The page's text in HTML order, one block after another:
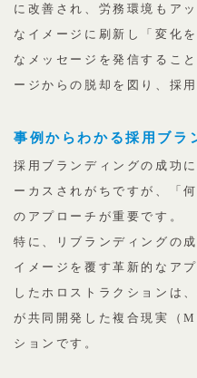
に改善され、労務環境もア
なイメージに刷新し「変化
なメッセージを発信するこ
ージからの脱却を図り、採
事例からわかる採用ブラ
採用ブランディングの成功
ーカスされがちですが、「
のアプローチが重要です。
特に、リブランディングの
イメージを覆す革新的なア
したホロストラクションは
が共同開発した複合現実（
ションです。